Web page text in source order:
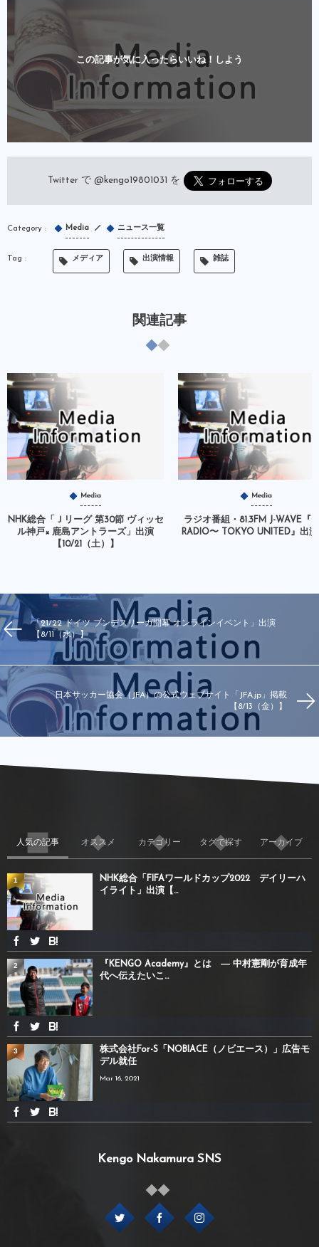
この記事が気に入ったらいいね！しよう
Twitter で @kengo19801031 を
Media ニュース一覧
メディア 出演情報 雑誌
関連記事
Media
NHK総合「Ｊリーグ 第30節 ヴィッセ
ル神戸× 鹿島アントラーズ」出演
【10/21（土）】
Media
ラジオ番組・81.3FM J-WAVE『
RADIO〜 TOKYO UNITED』出演
「21/22 ドイツ ブンデスリーガ開幕 オンラインイベント」出演
【8/11（水）】
日本サッカー協会（JFA）の公式ウェブサイト「JFA.jp」掲載
【8/13（金）】
人気の記事 オススメ カテゴリー タグで探す アーカイブ
NHK総合「FIFAワールドカップ2022 デイリーハ
イライト」出演【...
1
『KENGO Academy』とは ― 中村憲剛が育成年
代へ伝えたいこ...
2
株式会社For-S「NOBIACE（ノビエース）」広告モ
デル就任
Mar 16, 2021
3
Kengo Nakamura SNS